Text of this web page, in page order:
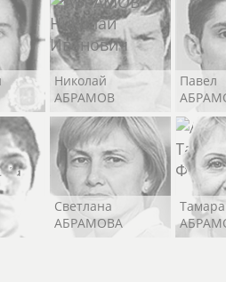
Николай
АБРАМОВ
Павел
Светлана
АБРАМОВА
Тамара